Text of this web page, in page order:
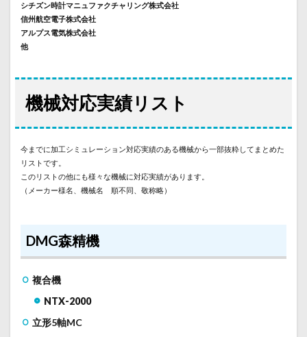
シチズン時計マニュファクチャリング株式会社
信州航空電子株式会社
アルプス電気株式会社
他
機械対応実績リスト
今までに加工シミュレーション対応実績のある機械から一部抜粋してまとめた
リストです。
このリストの他にも様々な機械に対応実績があります。
（メーカー様名、機械名 順不同、敬称略）
DMG森精機
複合機
NTX-2000
立形5軸MC